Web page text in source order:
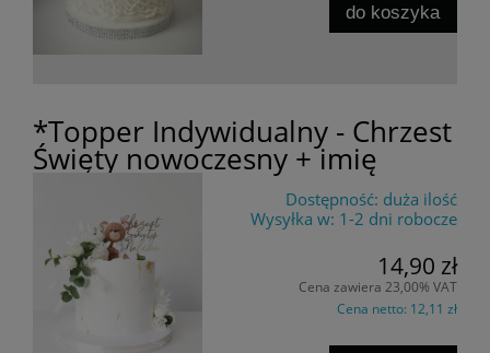
do koszyka
*Topper Indywidualny - Chrzest
Święty nowoczesny + imię
Dostępność: duża ilość
Wysyłka w: 1-2 dni robocze
14,90 zł
Cena zawiera 23,00% VAT
Cena netto: 12,11 zł